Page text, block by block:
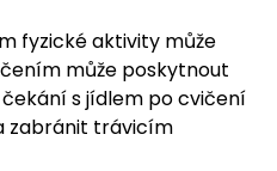
fyzické aktivity může
může poskytnout
s jídlem po cvičení
zabránit trávicím